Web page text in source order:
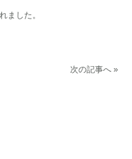
ました。
次の記事へ »